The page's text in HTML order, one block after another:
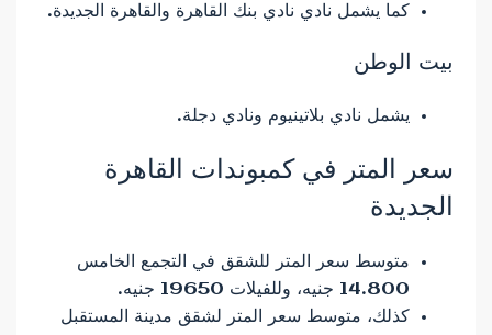
كما يشمل نادي نادي بنك القاهرة والقاهرة الجديدة.
بيت الوطن
يشمل نادي بلاتينيوم ونادي دجلة.
سعر المتر في كمبوندات القاهرة
الجديدة
متوسط ​​سعر المتر للشقق في التجمع الخامس
14.800 جنيه، وللفيلات 19650 جنيه.
كذلك، متوسط ​​سعر المتر لشقق مدينة المستقبل